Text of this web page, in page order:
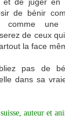
de bénir
comme une
de ceux
la face
pas de
dans sa
auteur et